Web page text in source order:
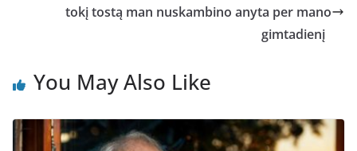
tokį tostą man nuskambino anyta per mano
gimtadienį
You May Also Like